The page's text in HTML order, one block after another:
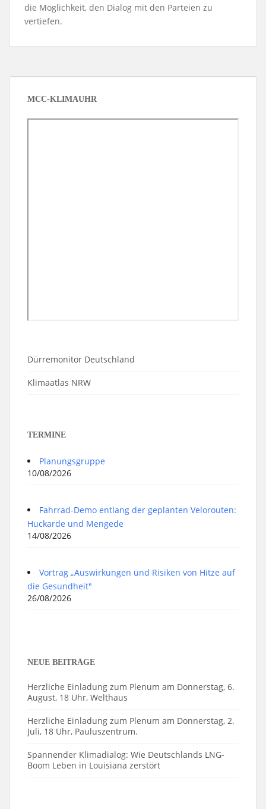
die Möglichkeit, den Dialog mit den Parteien zu
vertiefen.
MCC-KLIMAUHR
Dürremonitor Deutschland
Klimaatlas NRW
TERMINE
Planungsgruppe
10/08/2026
Fahrrad-Demo entlang der geplanten Velorouten:
Huckarde und Mengede
14/08/2026
Vortrag „Auswirkungen und Risiken von Hitze auf
die Gesundheit"
26/08/2026
NEUE BEITRÄGE
Herzliche Einladung zum Plenum am Donnerstag, 6.
August, 18 Uhr, Welthaus
Herzliche Einladung zum Plenum am Donnerstag, 2.
Juli, 18 Uhr, Pauluszentrum.
Spannender Klimadialog: Wie Deutschlands LNG-
Boom Leben in Louisiana zerstört